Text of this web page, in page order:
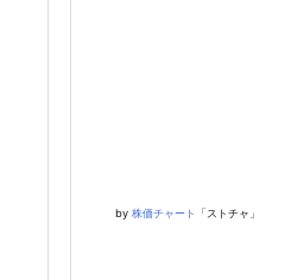
by 株価チャート 「ストチャ」